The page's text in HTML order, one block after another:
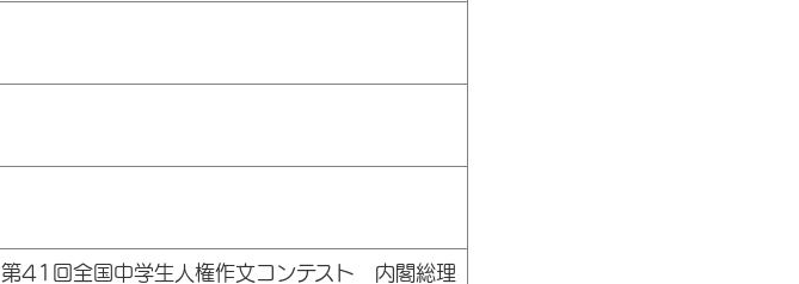
第41回全国中学生人権作文コンテスト 内閣総理